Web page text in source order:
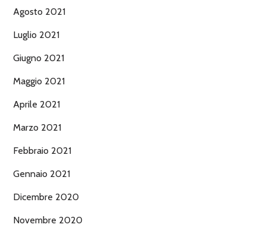
Agosto 2021
Luglio 2021
Giugno 2021
Maggio 2021
Aprile 2021
Marzo 2021
Febbraio 2021
Gennaio 2021
Dicembre 2020
Novembre 2020